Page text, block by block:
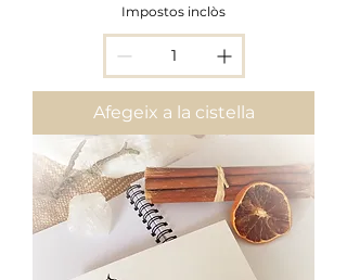
Impostos inclòs
Afegeix a la cistella